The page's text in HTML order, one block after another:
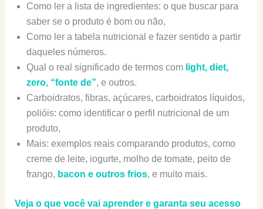
Como ler a lista de ingredientes: o que buscar para
saber se o produto é bom ou não,
Como ler a tabela nutricional e fazer sentido a partir
daqueles números.
Qual o real significado de termos com light, diet,
zero, “fonte de”, e outros.
Carboidratos, fibras, açúcares, carboidratos líquidos,
polióis: como identificar o perfil nutricional de um
produto,
Mais: exemplos reais comparando produtos, como
creme de leite, iogurte, molho de tomate, peito de
frango, bacon e outros frios, e muito mais.
Veja o que você vai aprender e garanta seu acesso